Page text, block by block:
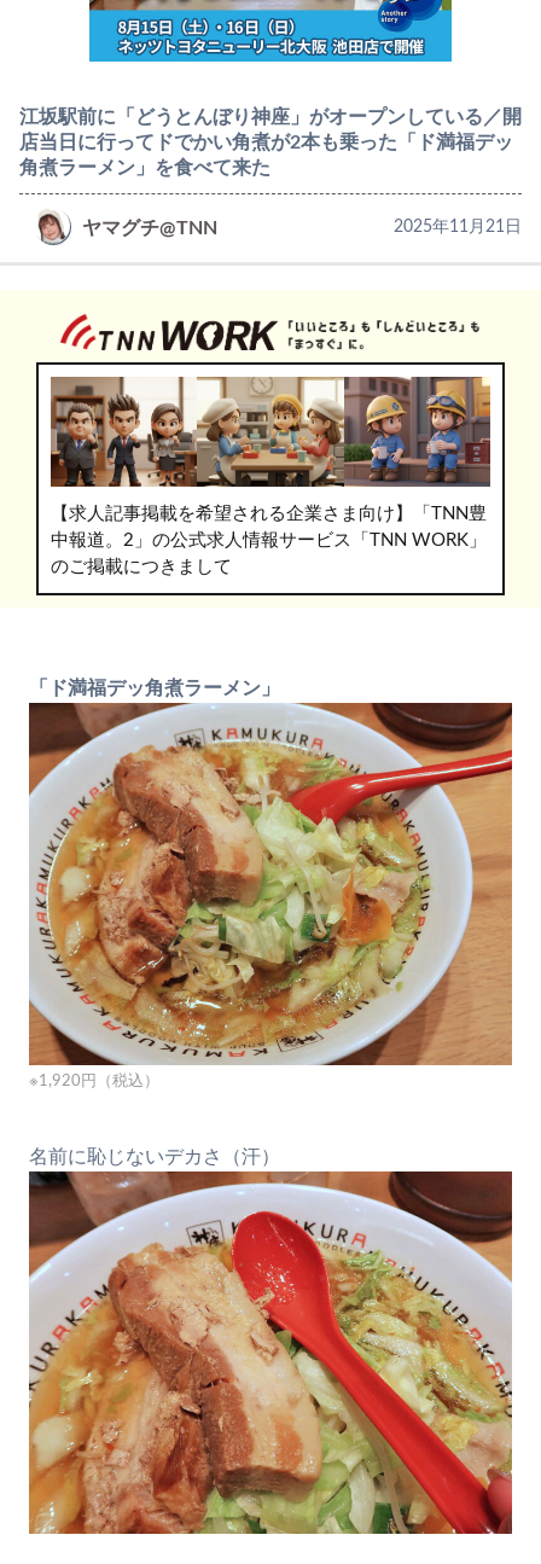
江坂駅前に「どうとんぼり神座」がオープンしている／開
店当日に行ってドでかい角煮が2本も乗った「ド満福デッ
角煮ラーメン」を食べて来た
ヤマグチ@TNN 2025年11月21日
【求人記事掲載を希望される企業さま向け】「TNN豊
中報道。2」の公式求人情報サービス「TNN WORK」
のご掲載につきまして
「ド満福デッ角煮ラーメン」
※1,920円（税込）
名前に恥じないデカさ（汗）